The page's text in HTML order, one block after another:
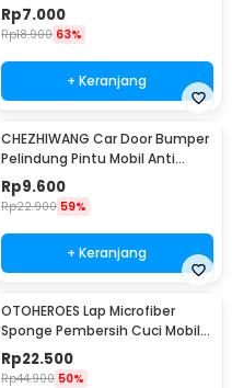
Scratch Removal 12ml
Rp7.000
Rp18.900 63%
+ Keranjang
CHEZHIWANG Car Door Bumper
Pelindung Pintu Mobil Anti
Gores 8 PCS - HT-001
Rp9.600
Rp22.900 59%
+ Keranjang
OTOHEROES Lap Microfiber
Sponge Pembersih Cuci Mobil
Motor - TP266
Rp22.500
Rp44.900 50%